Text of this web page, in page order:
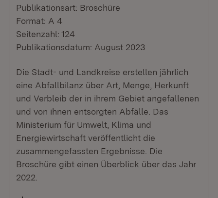
Publikationsart: Broschüre
Format: A 4
Seitenzahl: 124
Publikationsdatum: August 2023
Die Stadt- und Landkreise erstellen jährlich
eine Abfallbilanz über Art, Menge, Herkunft
und Verbleib der in ihrem Gebiet angefallenen
und von ihnen entsorgten Abfälle. Das
Ministerium für Umwelt, Klima und
Energiewirtschaft veröffentlicht die
zusammengefassten Ergebnisse. Die
Broschüre gibt einen Überblick über das Jahr
2022.